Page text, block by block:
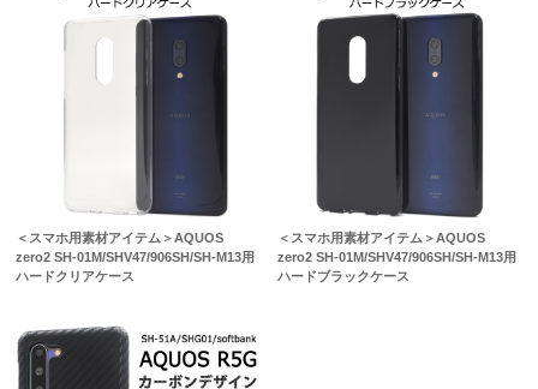
＜スマホ用素材アイテム＞AQUOS
zero2 SH-01M/SHV47/906SH/SH-M13用
ハードクリアケース
＜スマホ用素材アイテム＞AQUOS
zero2 SH-01M/SHV47/906SH/SH-M13用
ハードブラックケース